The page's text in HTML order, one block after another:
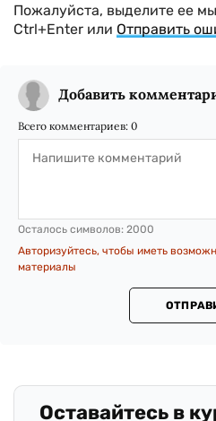
Пожалуйста, выделите ее
Ctrl+Enter или Отправить
Добавить
Всего комментариев: 0
Осталось символов: 2000
Авторизуйтесь, чтобы иметь
материалы
Оставайтесь в